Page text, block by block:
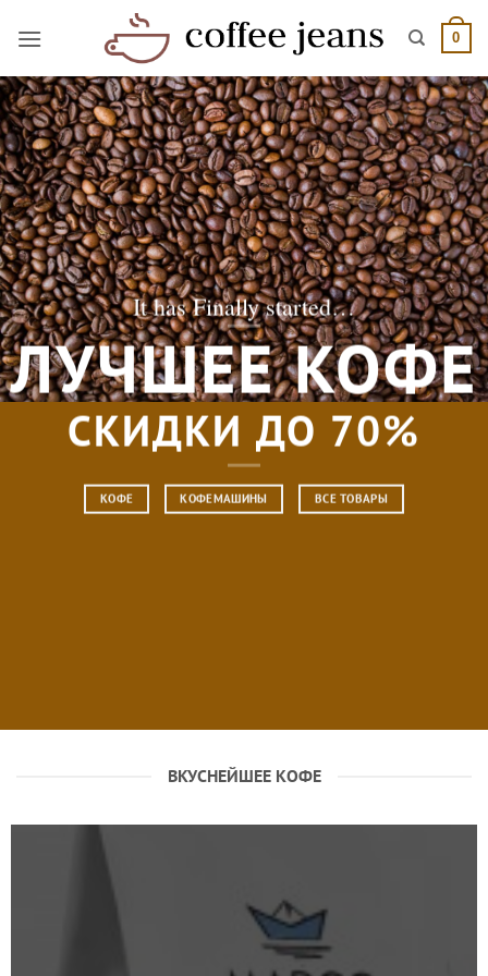
0
It has Finally started…
ЛУЧШЕЕ КОФЕ
СКИДКИ ДО 70%
КОФЕ КОФЕМАШИНЫ ВСЕ ТОВАРЫ
ВКУСНЕЙШЕЕ КОФЕ